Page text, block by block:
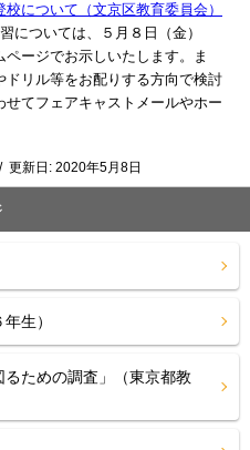
について（文京区教育委員会）
については、５月８日（金）
ージでお示しいたします。ま
ドリル等をお配りする方向で検討
てフェアキャストメールやホー
更新日: 2020年5月8日
生）
るための調査」（東京都教